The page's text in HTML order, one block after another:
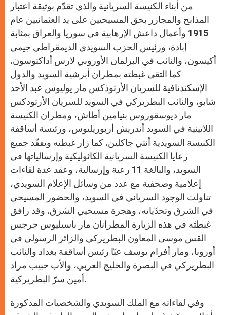
من أبناء الكنيسة السريانية والذي تقدّم بوثيقة اعتبار
المذابح والمجازر بحق المسيحيين على يد العثمانيين عام
1915 وأعمال داعش الإرهابية في سوريا والعراق بمثابة
إبادة، ورئيس الحزب السويدي الديمقراطي جيمي
أكيسون، والنائب في البرلمان الأوروبي لارس أداكتوسون.
كما التقى غبطته بمطران أبرشية السويد والدول
الإسكندنافية للسريان الأرثوذكس مار يوليوس عبد الأحد
شابو، والنائب البطريركي في السويد للسريان الأرثوذكس
مار ديوسقوروس بنيامين أطاش، ومطران الكنيسة
اللاتينية في السويد أندريش أربوريليوس، ورئيسة أساقفة
الكنيسة السويدية أنتي جاكلين. كما زار غبطته وتفقّد جميع
رعايا الكنيسة السريانية الكاثوليكية وإرسالياتها في
السويد، والبالغة 11 رعية وإرسالية، وعقد عدة لقاءات
إعلامية وصحفية مع عدد من وسائل الإعلام السويدي،
تناولت الوجود السرياني في السويد، والحضور المسيحي
في الشرق وتحدّياته، وهجرة مسيحيي الشرق. وقد رافق
غبطتَه في هذه الزيارة المطرانان مار باسيليوس جرجس
القس موسى المعاون البطريركي والزائر الرسولي في
أوروبا، ومار أفرام يوسف عبّا رئيس أساقفة بغداد والنائب
البطريركي في البصرة والخليج العربي، والأب حبيب مراد
أمين سرّ البطريركية.
وفي لقاءاته مع الملك السويدي والشخصيات المذكورة